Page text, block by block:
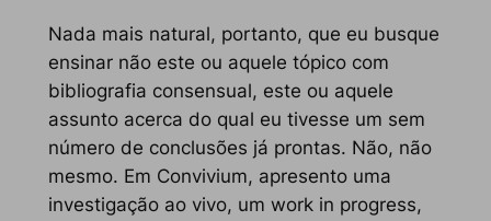
Nada mais natural, portanto, que eu busque
ensinar não este ou aquele tópico com
bibliografia consensual, este ou aquele
assunto acerca do qual eu tivesse um sem
número de conclusões já prontas. Não, não
mesmo. Em Convivium, apresento uma
investigação ao vivo, um work in progress,